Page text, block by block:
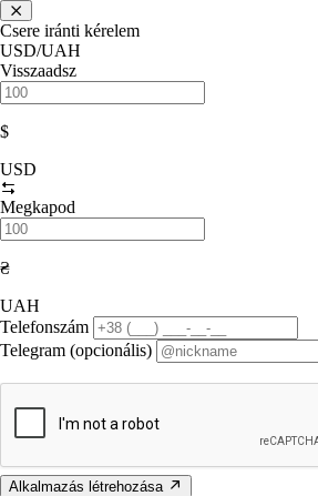
Csere iránti kérelem
USD/UAH
Visszaadsz
$
USD
Megkapod
₴
UAH
Telefonszám
Telegram (opcionális)
Alkalmazás létrehozása